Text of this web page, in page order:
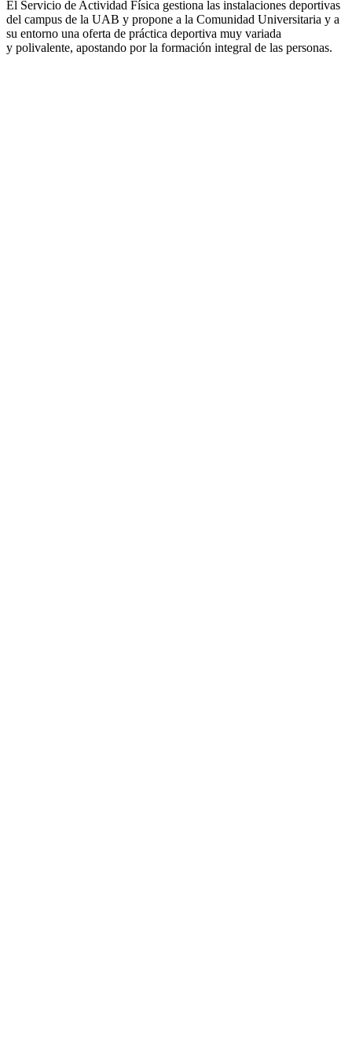
El Servicio de Actividad Física gestiona las instalaciones deportivas
del campus de la UAB y propone a la Comunidad Universitaria y a
su entorno una oferta de práctica deportiva muy variada
y polivalente, apostando por la formación integral de las personas.